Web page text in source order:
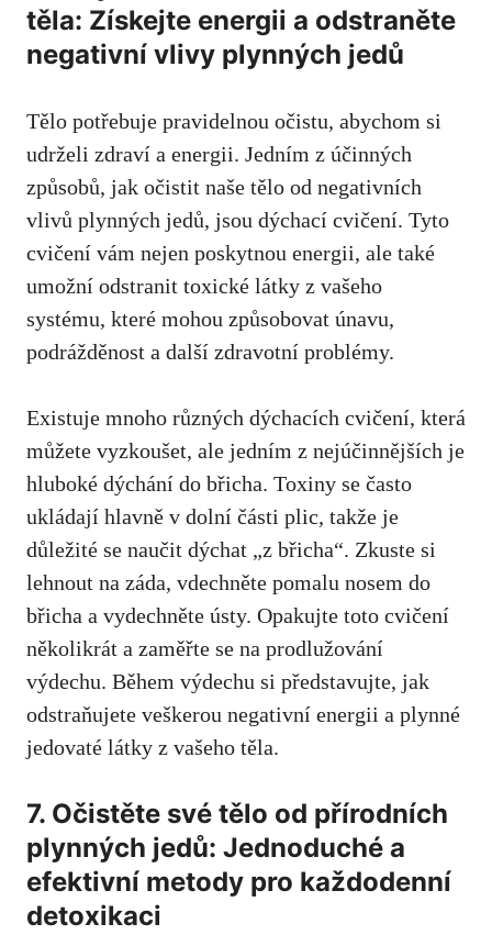
těla: Získejte energii a odstraněte
negativní vlivy plynných jedů
Tělo potřebuje pravidelnou očistu, abychom si
udrželi zdraví a energii. Jedním z účinných
způsobů, jak očistit naše tělo od negativních
vlivů plynných jedů, jsou dýchací cvičení. Tyto
cvičení vám nejen poskytnou energii, ale také
umožní odstranit toxické látky z vašeho
systému, které mohou způsobovat únavu,
podrážděnost a další zdravotní problémy.
Existuje mnoho různých dýchacích cvičení, která
můžete vyzkoušet, ale jedním z nejúčinnějších je
hluboké dýchání do břicha. Toxiny se často
ukládají hlavně v dolní části plic, takže je
důležité se naučit dýchat „z břicha“. Zkuste si
lehnout na záda, vdechněte pomalu nosem do
břicha a vydechněte ústy. Opakujte toto cvičení
několikrát a zaměřte se na prodlužování
výdechu. Během výdechu si představujte, jak
odstraňujete veškerou negativní energii a plynné
jedovaté látky z vašeho těla.
7. Očistěte své tělo od přírodních
plynných jedů: Jednoduché a
efektivní metody pro každodenní
detoxikaci